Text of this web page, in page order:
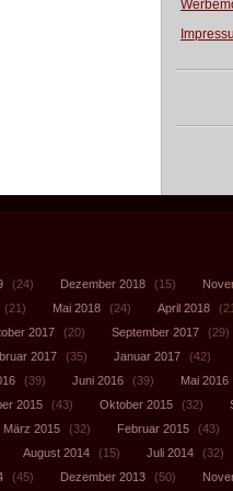
(24) Dezember 2018 (15)
(21) Mai 2018 (24) April 2018
2017 (20) September 2017 (29)
2017 (35) Januar 2017 (42)
(39) Juni 2016 (39) Mai 2016
2015 (43) Oktober 2015 (32)
März 2015 (32) Februar 2015 (43)
August 2014 (15) Juli 2014 (32)
(45) Dezember 2013 (50)